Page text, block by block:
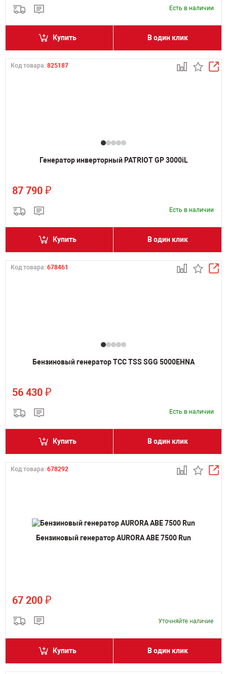
Есть в наличии
Купить В один клик
Код товара: 825187
Генератор инверторный PATRIOT GP 3000iL
87 790 ₽
Есть в наличии
Купить В один клик
Код товара: 678461
Бензиновый генератор ТСС TSS SGG 5000EHNA
56 430 ₽
Есть в наличии
Купить В один клик
Код товара: 678292
Бензиновый генератор AURORA ABE 7500 Run
67 200 ₽
Купить В один клик